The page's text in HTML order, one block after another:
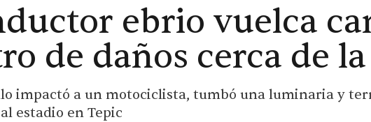
ebrio vuelca
de daños cerca de
impactó a un motociclista, tumbó una luminaria y
estadio en Tepic